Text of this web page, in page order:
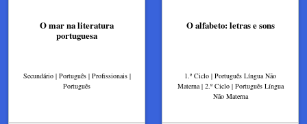
O mar na literatura
portuguesa
Secundário | Português | Profissionais |
Português
O alfabeto: letras e sons
1.º Ciclo | Português Língua Não
Materna | 2.º Ciclo | Português Língua
Não Materna